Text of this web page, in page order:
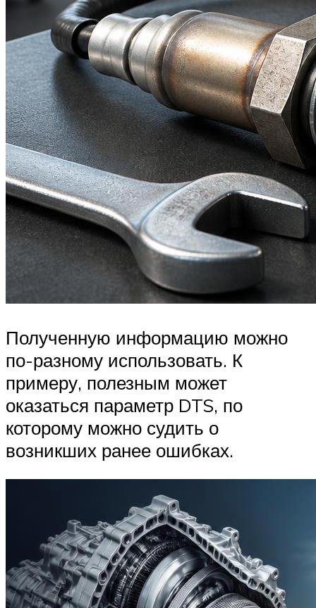
Полученную информацию можно
по-разному использовать. К
примеру, полезным может
оказаться параметр DTS, по
которому можно судить о
возникших ранее ошибках.